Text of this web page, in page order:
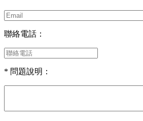
聯絡電話：
* 問題說明：